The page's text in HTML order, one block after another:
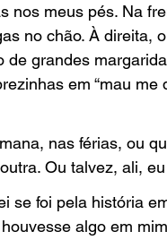
meus pés. Na
no chão. À direita,
grandes
em “mau me
nas férias, ou
Ou talvez, ali,
se foi pela história
algo em